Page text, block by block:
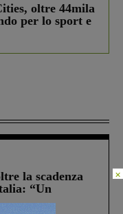
oltre 44mila
per lo sport e
la scadenza
“Un
×